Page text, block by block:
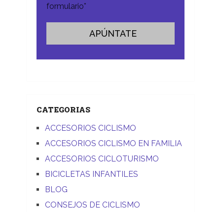
formulario*
CATEGORIAS
ACCESORIOS CICLISMO
ACCESORIOS CICLISMO EN FAMILIA
ACCESORIOS CICLOTURISMO
BICICLETAS INFANTILES
BLOG
CONSEJOS DE CICLISMO